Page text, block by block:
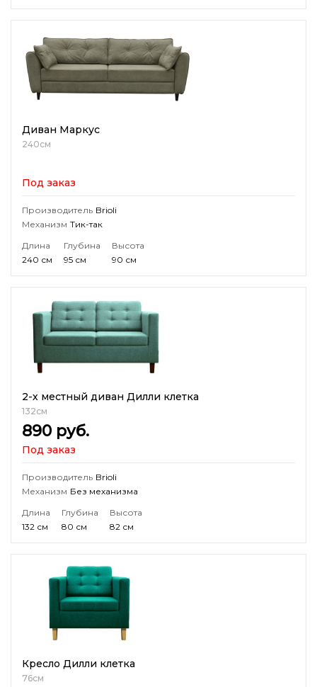
Диван Маркус
240см
Под заказ
Производитель Brioli
Механизм Тик-так
Длина
240 см
Глубина
95 см
Высота
90 см
2-х местный диван Дилли клетка
132см
890 руб.
Под заказ
Производитель Brioli
Механизм Без механизма
Длина
132 см
Глубина
80 см
Высота
82 см
Кресло Дилли клетка
76см